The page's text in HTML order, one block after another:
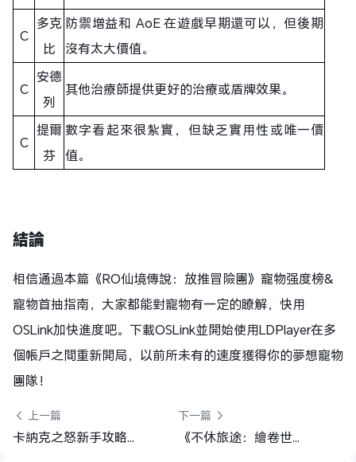
C
多克
比
防禦增益和 AoE 在遊戲早期還可以，但後期
沒有太大價值。
C
安德
列
其他治療師提供更好的治療或盾牌效果。
C
提爾
芬
數字看起來很紮實，但缺乏實用性或唯一價
值。
結論
相信通過本篇《RO仙境傳說：放推冒險團》寵物强度榜&
寵物首抽指南，大家都能對寵物有一定的瞭解，快用
OSLink加快進度吧。下載OSLink並開始使用LDPlayer在多
個帳戶之間重新開局，以前所未有的速度獲得你的夢想寵物
團隊！
上一篇
卡納克之怒新手攻略，如何快速提升戰力
下一篇
《不休旅途：繪卷世界》懶人掛機攻略：OSLink 24小時自動練等全教學